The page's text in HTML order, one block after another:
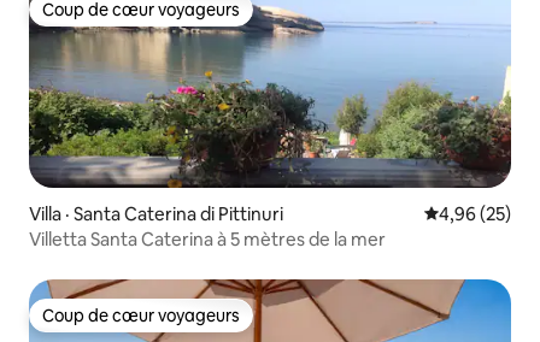
Coup de cœur voyageurs
Coup de cœur voyageurs
Villa · Santa Caterina di Pittinuri Note
4,96 (25)
Villetta Santa Caterina à 5 mètres de la mer
Coup de cœur voyageurs
Coup de cœur voyageurs